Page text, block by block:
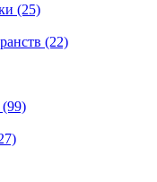
(25)
(22)